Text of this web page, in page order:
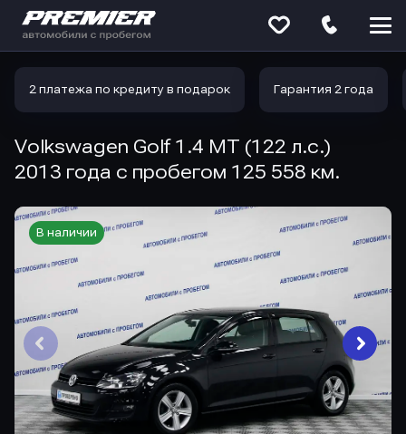
2 платежа по кредиту в подарок Гарантия 2 года
Volkswagen Golf 1.4 MT (122 л.с.)
2013 года с пробегом 125 558 км.
В наличии